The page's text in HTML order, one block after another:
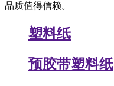
品质值得信赖。
塑料纸
预胶带塑料纸